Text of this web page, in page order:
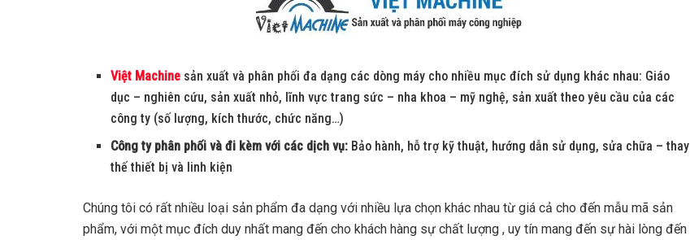
Việt Machine sản xuất và phân phối đa dạng các dòng máy cho nhiều mục đích sử dụng khác nhau: Giáo
dục – nghiên cứu, sản xuất nhỏ, lĩnh vực trang sức – nha khoa – mỹ nghệ, sản xuất theo yêu cầu của các
công ty (số lượng, kích thước, chức năng…)
Công ty phân phối và đi kèm với các dịch vụ: Bảo hành, hỗ trợ kỹ thuật, hướng dẫn sử dụng, sửa chữa – thay
thế thiết bị và linh kiện
Chúng tôi có rất nhiều loại sản phẩm đa dạng với nhiều lựa chọn khác nhau từ giá cả cho đến mẫu mã sản
phẩm, với một mục đích duy nhất mang đến cho khách hàng sự chất lượng , uy tín mang đến sự hài lòng đến